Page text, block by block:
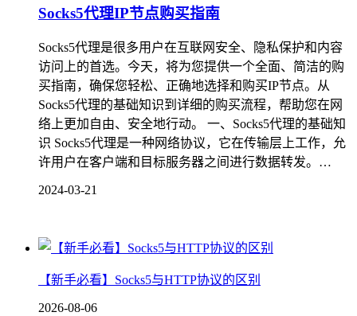
Socks5代理IP节点购买指南
Socks5代理是很多用户在互联网安全、隐私保护和内容
访问上的首选。今天，将为您提供一个全面、简洁的购
买指南，确保您轻松、正确地选择和购买IP节点。从
Socks5代理的基础知识到详细的购买流程，帮助您在网
络上更加自由、安全地行动。 一、Socks5代理的基础知
识 Socks5代理是一种网络协议，它在传输层上工作，允
许用户在客户端和目标服务器之间进行数据转发。…
2024-03-21
【新手必看】Socks5与HTTP协议的区别
2026-08-06